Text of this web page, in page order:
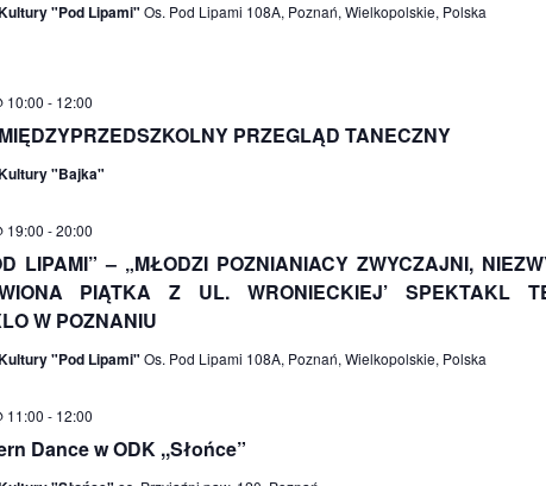
"Pod Lipami" Os. Pod Lipami 108A, Poznań, Wielkopolskie, Polska
PRZEGLĄD TANECZNY
10:00 - 12:00
"Bajka"
LIPAMI” – „MŁODZI POZNIANIACY ZWYCZAJNI,
PIĄTKA Z UL. WRONIECKIEJ’ SPEKTAKL
W POZNANIU
19:00 -20:00
"Pod Lipami" Os. Pod Lipami 108A, Poznań, Wielkopolskie, Polska
Dance w ODK ,,Słońce”
11:00 - 12:00